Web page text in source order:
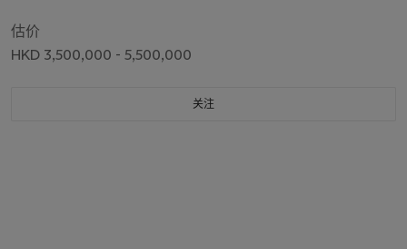
估价
HKD 3,500,000 - 5,500,000
关注